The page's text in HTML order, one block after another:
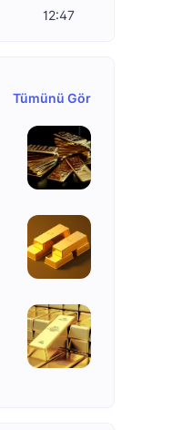
12:47
Tümünü Gör